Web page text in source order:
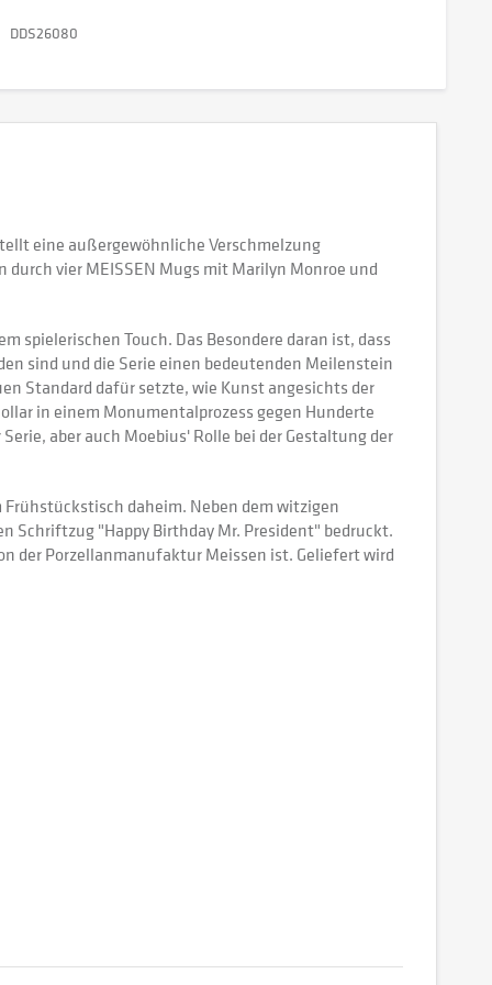
DDS26080
eine außergewöhnliche Verschmelzung
vier MEISSEN Mugs mit Marilyn Monroe und
spielerischen Touch. Das Besondere daran ist, dass
sind und die Serie einen bedeutenden Meilenstein
Standard dafür setzte, wie Kunst angesichts der
in einem Monumentalprozess gegen Hunderte
aber auch Moebius' Rolle bei der Gestaltung der
Frühstückstisch daheim. Neben dem witzigen
Schriftzug "Happy Birthday Mr. President" bedruckt.
der Porzellanmanufaktur Meissen ist. Geliefert wird